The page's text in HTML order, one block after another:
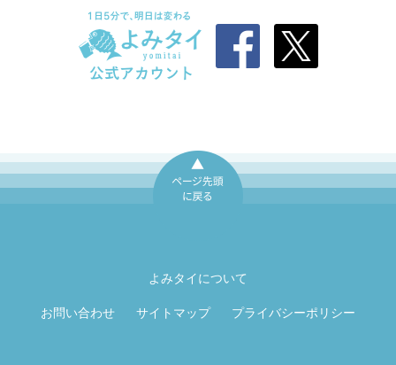
よみタイについて
お問い合わせ サイトマップ プライバシーポリシー